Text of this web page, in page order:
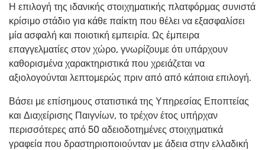
Η επιλογή της ιδανικής στοιχηματικής πλατφόρμας συνιστά
κρίσιμο στάδιο για κάθε παίκτη που θέλει να εξασφαλίσει
μία ασφαλή και ποιοτική εμπειρία. Ως έμπειρα
επαγγελματίες στον χώρο, γνωρίζουμε ότι υπάρχουν
καθορισμένα χαρακτηριστικά που χρειάζεται να
αξιολογούνται λεπτομερώς πριν από από κάποια επιλογή.
Βάσει με επίσημους στατιστικά της Υπηρεσίας Εποπτείας
και Διαχείρισης Παιγνίων, το τρέχον έτος υπήρχαν
περισσότερες από 50 αδειοδοτημένες στοιχηματικά
γραφεία που δραστηριοποιούνταν με άδεια στην ελλαδική